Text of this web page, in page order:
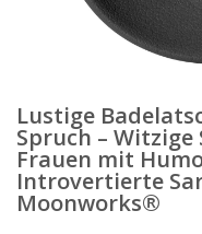
Lustige
Spruch –
Frauen mit
Introvertierte
Moonworks®